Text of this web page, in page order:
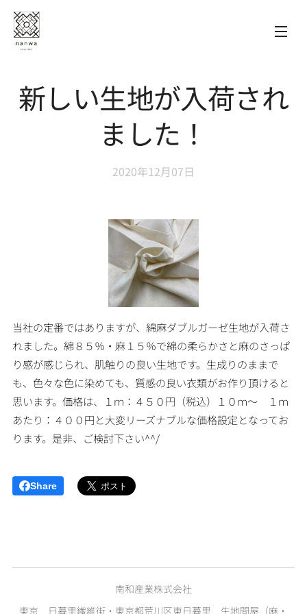
新しい生地が入荷され
ました！
2020年12月07日
当社の定番ではありますが、綿麻ダブルガーゼ生地が入荷さ
れました。綿８５％・麻１５％で綿の柔らかさと麻のさっぱ
り感が感じられ、肌触りの良い生地です。生成りのままで
も、色々な色に染めても、質感の良い衣類がお作り頂けると
思います。価格は、１ｍ：４５０円（税込）１０ｍ～ １ｍ
あたり：４００円と大変リーズナブルな価格設定となってお
ります。是非、ご検討下さい^^/
Share
南和産業株式会社
東京 日暮里繊維街・東京都荒川区東日暮里 生地問屋（麻・